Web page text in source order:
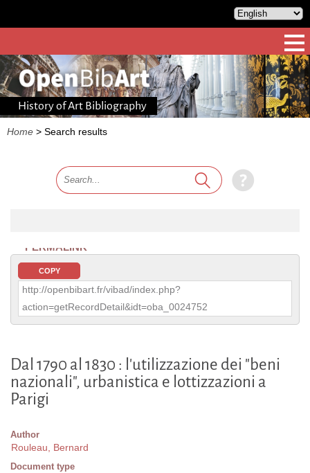
History of Art Bibliography
Home > Search results
PERMALINK
COPY
http://openbibart.fr/vibad/index.php?
action=getRecordDetail&idt=oba_0024752
Dal 1790 al 1830 : l'utilizzazione dei "beni
nazionali", urbanistica e lottizzazioni a
Parigi
Author
Rouleau, Bernard
Document type